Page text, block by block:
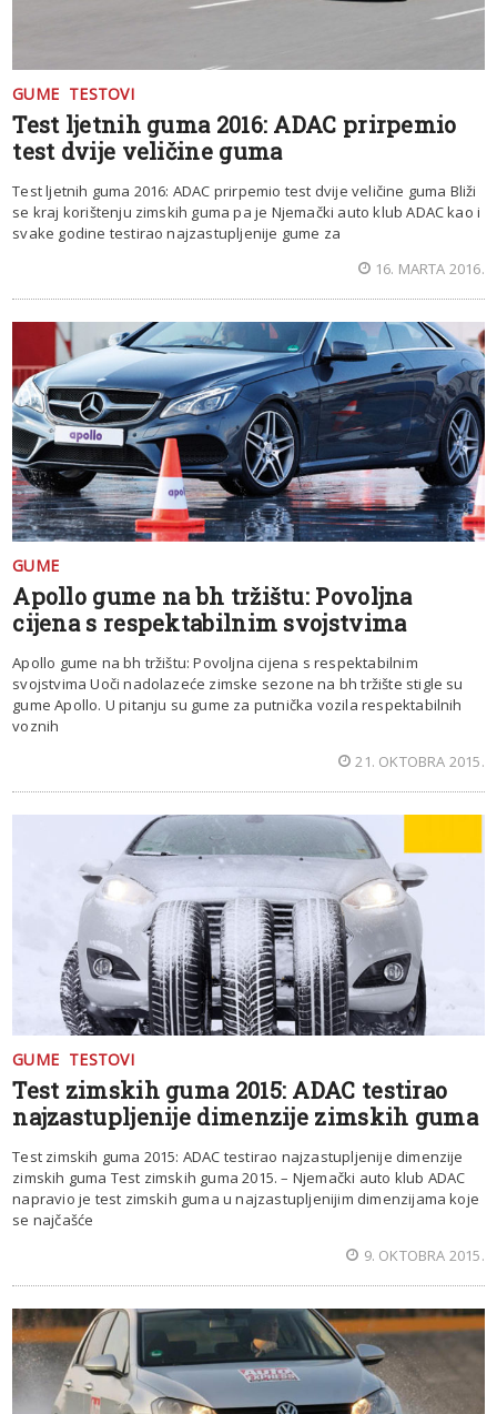
GUME TESTOVI
Test ljetnih guma 2016: ADAC prirpemio
test dvije veličine guma
Test ljetnih guma 2016: ADAC prirpemio test dvije veličine guma Bliži
se kraj korištenju zimskih guma pa je Njemački auto klub ADAC kao i
svake godine testirao najzastupljenije gume za
16. MARTA 2016.
GUME
Apollo gume na bh tržištu: Povoljna
cijena s respektabilnim svojstvima
Apollo gume na bh tržištu: Povoljna cijena s respektabilnim
svojstvima Uoči nadolazeće zimske sezone na bh tržište stigle su
gume Apollo. U pitanju su gume za putnička vozila respektabilnih
voznih
21. OKTOBRA 2015.
GUME TESTOVI
Test zimskih guma 2015: ADAC testirao
najzastupljenije dimenzije zimskih guma
Test zimskih guma 2015: ADAC testirao najzastupljenije dimenzije
zimskih guma Test zimskih guma 2015. – Njemački auto klub ADAC
napravio je test zimskih guma u najzastupljenijim dimenzijama koje
se najčašće
9. OKTOBRA 2015.